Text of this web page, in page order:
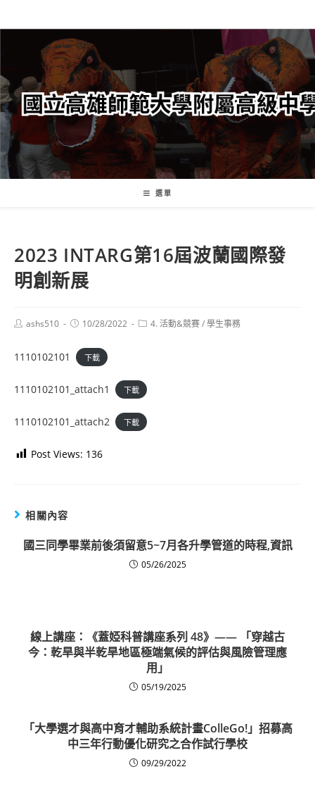
轉
要
內
容
選單
2023 INTARG第16屆波蘭國際發
明創新展
Postashs510
Post10/28/2022
Post4. 活動&競賽/學生事務
1110102101 下載
1110102101_attach1 下載
1110102101_attach2 下載
Post Views: 136
相關內容
國三同學畢業前後須留意5~7月各升學管道的時程,資訊
05/26/2025
線上講座：《蓋婭科普講座系列 48》—— 「穿越古
今：乾旱與半乾旱地區極端氣候的評估與風險管理應
用」
05/19/2025
「大學選才與高中育才輔助系統計畫ColleGo!」招募高
中三年行動優化研究之合作試行學校
09/29/2022